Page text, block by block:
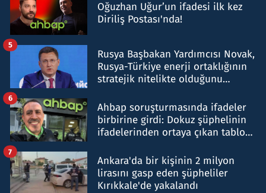
Oğuzhan Uğur’un ifadesi ilk kez
Diriliş Postası'nda!
Rusya Başbakan Yardımcısı Novak,
Rusya-Türkiye enerji ortaklığının
stratejik nitelikte olduğunu
5
Ahbap soruşturmasında ifadeler
birbirine girdi: Dokuz şüphelinin
ifadelerinden ortaya çıkan tablo
6
Ankara'da bir kişinin 2 milyon
lirasını gasp eden şüpheliler
Kırıkkale'de yakalandı
7